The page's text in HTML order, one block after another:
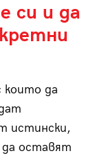
си и да
които да
истински,
оставят